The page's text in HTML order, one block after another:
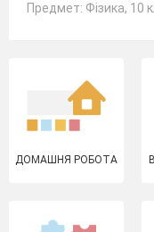
Предмет: Фізика, 10
ДОМАШНЯ РОБОТА